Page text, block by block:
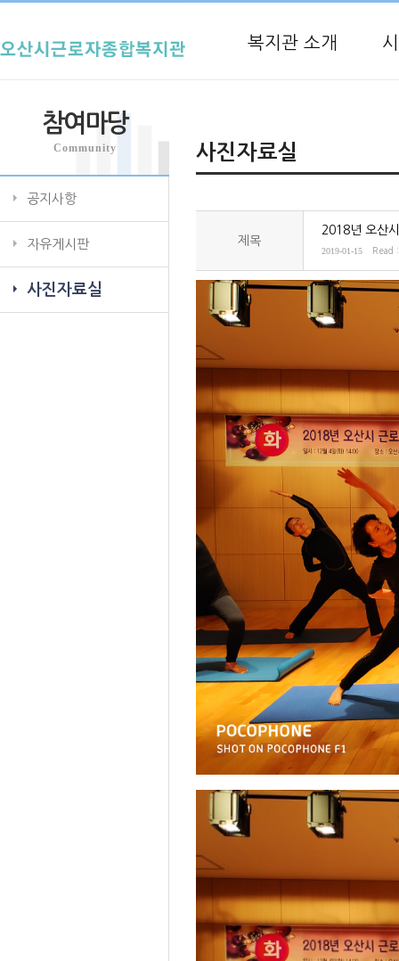
복지관 소개
참여마당
Community
공지사항
자유게시판
사진자료실
사진자료실
제목
2018년 오산
2019-01-15 Read